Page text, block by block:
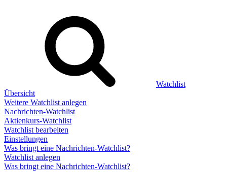
Watchlist
Übersicht
Weitere Watchlist anlegen
Nachrichten-Watchlist
Aktienkurs-Watchlist
Watchlist bearbeiten
Einstellungen
Was bringt eine Nachrichten-Watchlist?
Watchlist anlegen
Was bringt eine Nachrichten-Watchlist?